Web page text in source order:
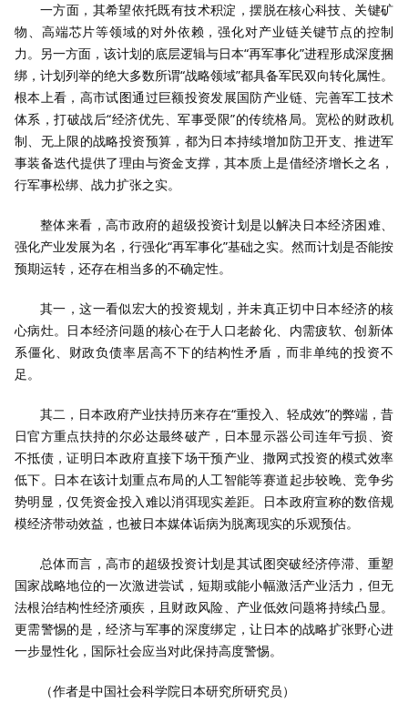
一方面，其希望依托既有技术积淀，摆脱在核心科技、关键矿
物、高端芯片等领域的对外依赖，强化对产业链关键节点的控制
力。另一方面，该计划的底层逻辑与日本“再军事化”进程形成深度捆
绑，计划列举的绝大多数所谓“战略领域”都具备军民双向转化属性。
根本上看，高市试图通过巨额投资发展国防产业链、完善军工技术
体系，打破战后“经济优先、军事受限”的传统格局。宽松的财政机
制、无上限的战略投资预算，都为日本持续增加防卫开支、推进军
事装备迭代提供了理由与资金支撑，其本质上是借经济增长之名，
行军事松绑、战力扩张之实。
整体来看，高市政府的超级投资计划是以解决日本经济困难、
强化产业发展为名，行强化“再军事化”基础之实。然而计划是否能按
预期运转，还存在相当多的不确定性。
其一，这一看似宏大的投资规划，并未真正切中日本经济的核
心病灶。日本经济问题的核心在于人口老龄化、内需疲软、创新体
系僵化、财政负债率居高不下的结构性矛盾，而非单纯的投资不
足。
其二，日本政府产业扶持历来存在“重投入、轻成效”的弊端，昔
日官方重点扶持的尔必达最终破产，日本显示器公司连年亏损、资
不抵债，证明日本政府直接下场干预产业、撒网式投资的模式效率
低下。日本在该计划重点布局的人工智能等赛道起步较晚、竞争劣
势明显，仅凭资金投入难以消弭现实差距。日本政府宣称的数倍规
模经济带动效益，也被日本媒体诟病为脱离现实的乐观预估。
总体而言，高市的超级投资计划是其试图突破经济停滞、重塑
国家战略地位的一次激进尝试，短期或能小幅激活产业活力，但无
法根治结构性经济顽疾，且财政风险、产业低效问题将持续凸显。
更需警惕的是，经济与军事的深度绑定，让日本的战略扩张野心进
一步显性化，国际社会应当对此保持高度警惕。
（作者是中国社会科学院日本研究所研究员）